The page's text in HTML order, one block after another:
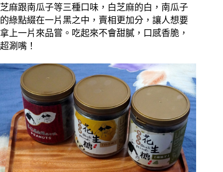
芝麻跟南瓜子等三種口味，白芝麻的白，南瓜子
的綠點綴在一片黑之中，賣相更加分，讓人想要
拿上一片來品嘗。吃起來不會甜膩，口感香脆，
超涮嘴！